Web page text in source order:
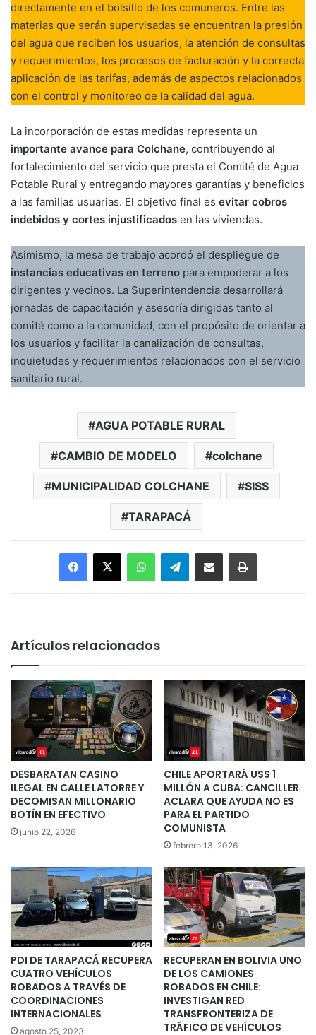
directamente en el bolsillo de los comuneros. Entre las
materias que serán supervisadas se encuentran la presión
del agua que reciben los usuarios, la atención de consultas
y requerimientos, los procesos de facturación y la correcta
aplicación de las tarifas, además de aspectos relacionados
con el control y monitoreo de la calidad del agua.
La incorporación de estas medidas representa un
importante avance para Colchane, contribuyendo al
fortalecimiento del servicio que presta el Comité de Agua
Potable Rural y entregando mayores garantías y beneficios
a las familias usuarias. El objetivo final es evitar cobros
indebidos y cortes injustificados en las viviendas.
Asimismo, la mesa de trabajo acordó el despliegue de
instancias educativas en terreno para empoderar a los
dirigentes y vecinos. La Superintendencia desarrollará
jornadas de capacitación y asesoría dirigidas tanto al
comité como a la comunidad, con el propósito de orientar a
los usuarios y facilitar la canalización de consultas,
inquietudes y requerimientos relacionados con el servicio
sanitario rural.
AGUA POTABLE RURAL
CAMBIO DE MODELO colchane
MUNICIPALIDAD COLCHANE SISS
TARAPACÁ
Facebook
X WhatsAppTelegramEnviar vía email Imprimir
Artículos relacionados
DESBARATAN CASINO
ILEGAL EN CALLE LATORRE Y
DECOMISAN MILLONARIO
BOTÍN EN EFECTIVO
junio 22, 2026
CHILE APORTARÁ US$ 1
MILLÓN A CUBA: CANCILLER
ACLARA QUE AYUDA NO ES
PARA EL PARTIDO
COMUNISTA
febrero 13, 2026
PDI DE TARAPACÁ RECUPERA
CUATRO VEHÍCULOS
ROBADOS A TRAVÉS DE
COORDINACIONES
INTERNACIONALES
agosto 25, 2023
RECUPERAN EN BOLIVIA UNO
DE LOS CAMIONES
ROBADOS EN CHILE:
INVESTIGAN RED
TRANSFRONTERIZA DE
TRÁFICO DE VEHÍCULOS